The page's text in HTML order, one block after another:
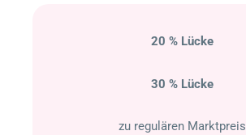
20 % Lücke
30 % Lücke
zu regulären Marktpreis